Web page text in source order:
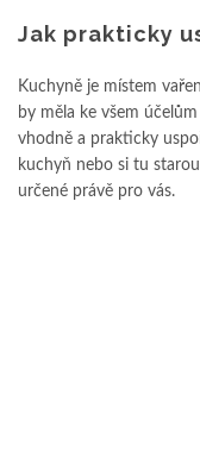
Jak prakticky
Kuchyně je místem
by měla ke všem
vhodně a prakticky
kuchyň nebo si tu
určené právě pro vás.